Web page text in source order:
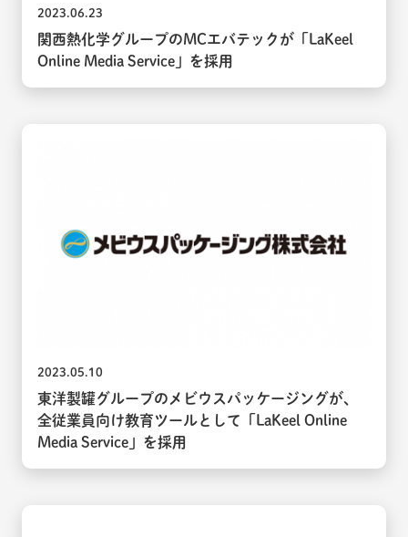
2023.06.23
関西熱化学グループのMCエバテックが「LaKeel
Online Media Service」を採用
2023.05.10
東洋製罐グループのメビウスパッケージングが、
全従業員向け教育ツールとして「LaKeel Online
Media Service」を採用